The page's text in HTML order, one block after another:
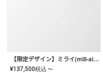
【限定デザイン】ミライ(mill-ai)リング
¥137,500税込 〜